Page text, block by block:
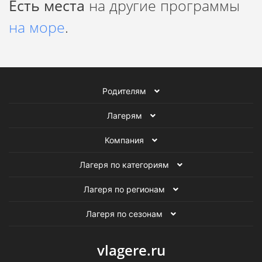
Есть места на другие программы
на море.
Родителям
Лагерям
Компания
Лагеря по категориям
Лагеря по регионам
Лагеря по сезонам
vlagere.ru